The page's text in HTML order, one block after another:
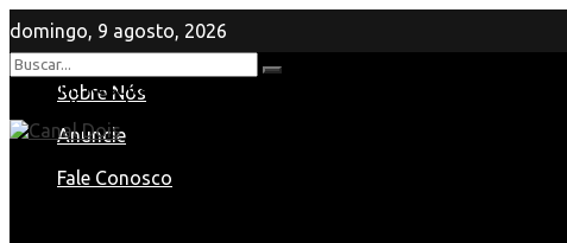
domingo, 9 agosto, 2026
Sobre Nós
Anuncie
Fale Conosco
Nenhum Resultado
View All Result